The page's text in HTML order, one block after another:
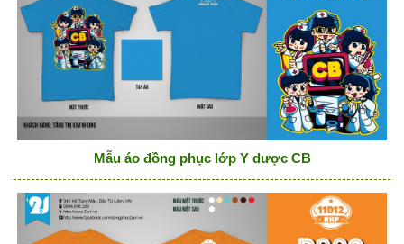
Mẫu áo đồng phục lớp Y dược CB